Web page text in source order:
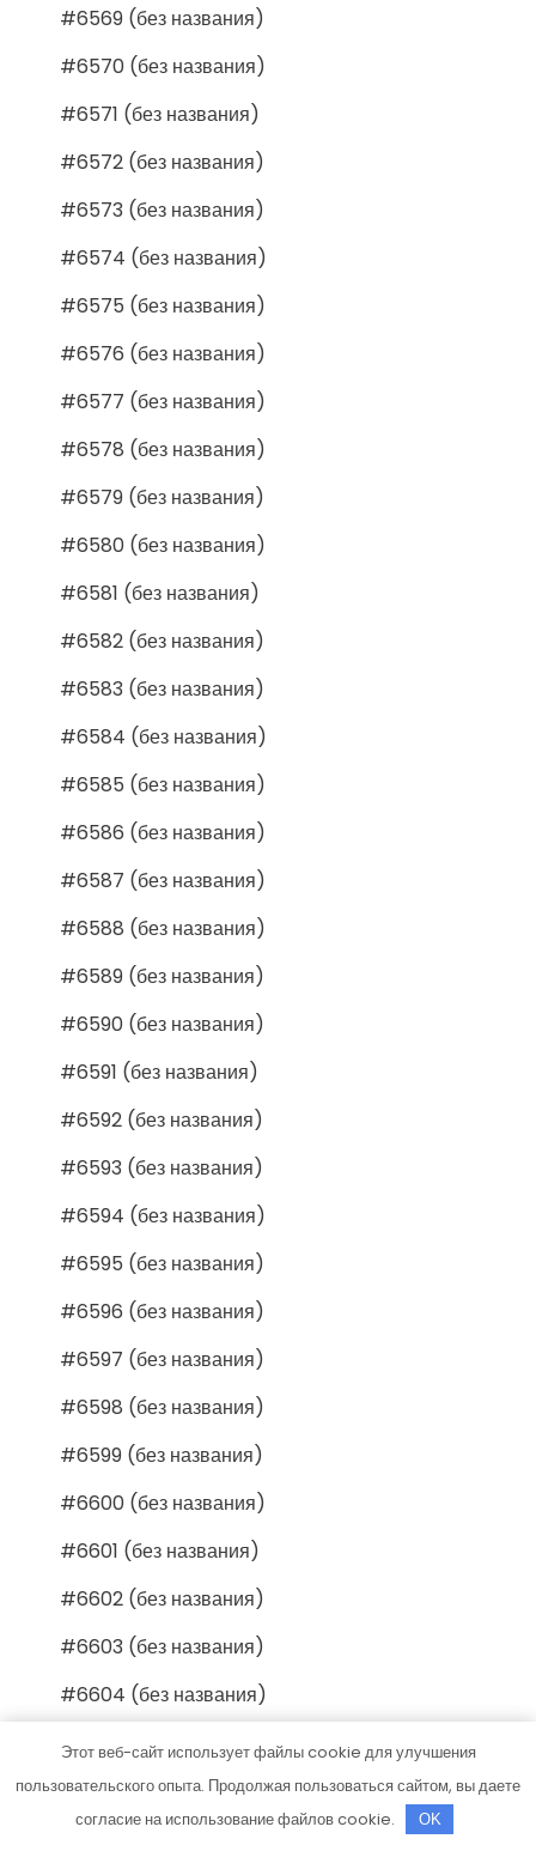
#6569 (без названия)
#6570 (без названия)
#6571 (без названия)
#6572 (без названия)
#6573 (без названия)
#6574 (без названия)
#6575 (без названия)
#6576 (без названия)
#6577 (без названия)
#6578 (без названия)
#6579 (без названия)
#6580 (без названия)
#6581 (без названия)
#6582 (без названия)
#6583 (без названия)
#6584 (без названия)
#6585 (без названия)
#6586 (без названия)
#6587 (без названия)
#6588 (без названия)
#6589 (без названия)
#6590 (без названия)
#6591 (без названия)
#6592 (без названия)
#6593 (без названия)
#6594 (без названия)
#6595 (без названия)
#6596 (без названия)
#6597 (без названия)
#6598 (без названия)
#6599 (без названия)
#6600 (без названия)
#6601 (без названия)
#6602 (без названия)
#6603 (без названия)
#6604 (без названия)
#6605 (без названия)
#6606 (без названия)
Этот веб-сайт использует файлы cookie для улучшения
пользовательского опыта. Продолжая пользоваться сайтом, вы даете
согласие на использование файлов cookie.
OK